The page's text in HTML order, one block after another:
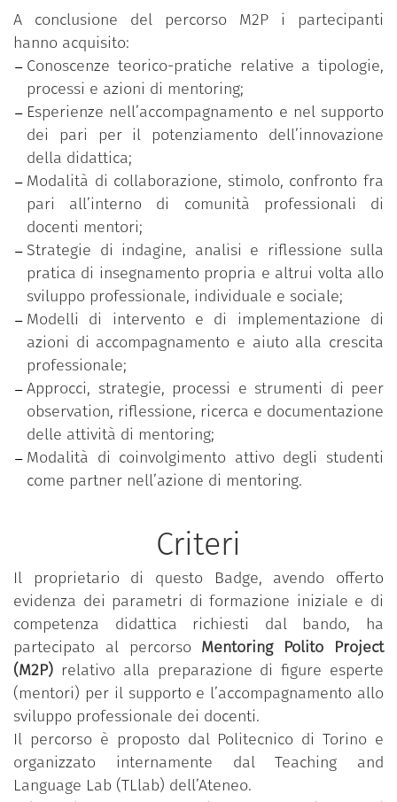
rafforzare i livelli di consapevolezza in merito
agli approcci relazionali, ai valori e alle
pratiche adottate;
una fase di valutazione del progetto diretta a
individuare aspetti positivi e critici
dell’esperienza, in vista di possibili
miglioramenti e per azioni di sviluppo
implementale del mentoring nel contesto
dell’ateneo.
A conclusione del percorso M2P i partecipanti
hanno acquisito:
Conoscenze teorico-pratiche relative a tipologie,
processi e azioni di mentoring;
Esperienze nell’accompagnamento e nel supporto
dei pari per il potenziamento dell’innovazione
della didattica;
Modalità di collaborazione, stimolo, confronto fra
pari all’interno di comunità professionali di
docenti mentori;
Strategie di indagine, analisi e riflessione sulla
pratica di insegnamento propria e altrui volta allo
sviluppo professionale, individuale e sociale;
Modelli di intervento e di implementazione di
azioni di accompagnamento e aiuto alla crescita
professionale;
Approcci, strategie, processi e strumenti di peer
observation, riflessione, ricerca e documentazione
delle attività di mentoring;
Modalità di coinvolgimento attivo degli studenti
come partner nell’azione di mentoring.
Criteri
Il proprietario di questo Badge, avendo offerto
evidenza dei parametri di formazione iniziale e di
competenza didattica richiesti dal bando, ha
partecipato al percorso Mentoring Polito Project
(M2P) relativo alla preparazione di figure esperte
(mentori) per il supporto e l’accompagnamento allo
sviluppo professionale dei docenti.
Il percorso è proposto dal Politecnico di Torino e
organizzato internamente dal Teaching and
Language Lab (TLlab) dell’Ateneo.